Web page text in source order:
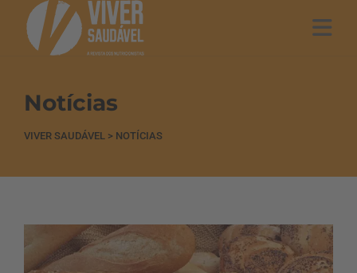
Notícias
VIVER SAUDÁVEL > NOTÍCIAS